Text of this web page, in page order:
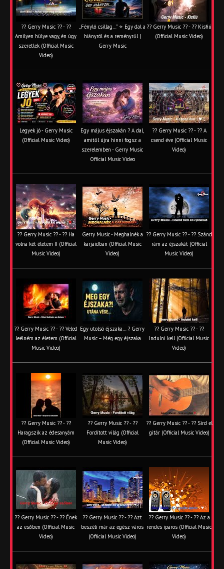
?? Gerry Music ?? - ??
Amilyen hülye vagy, én úgy
szeretlek (Official Music
Video)
„Fénylő csillag…” ⭐ Egy dal a
hiányról és a reményről |
Gerry Music
?? Gerry Music ?? - ?? Kisfiú
(Official Music Video)
Legyek jó - Gerry Music
(Official Music Video)
Egy május éjszakán ? A dal,
amitől újra hinni fogsz a
szerelemben - Gerry Music
Official Music Video
?? Gerry Music ?? - ?? A
csend éve (Official Music
Video)
?? Gerry Music ?? - ?? Ha
volna két életem II (Official
Music Video)
Gerry Music - Meghalnék a
karjaidban (Official Music
Video)
?? Gerry Music ?? - ?? Szánd
rám az éjszakát (Official
Music Video)
?? Gerry Music ?? - ?? Veled
leélném az életem (Official
Music Video)
Egy utolsó éjszaka… ? Gerry
Music – Még egy éjszaka
?? Gerry Music ?? - ??
Indulni kell (Official Music
Video)
?? Gerry Music ?? - ??
Haragszik az édesanyám
(Official Music Video)
?? Gerry Music ?? - ??
Fordított világ (Official
Music Video)
?? Gerry Music ?? - ?? Sírd el
gitár (Official Music Video)
?? Gerry Music ?? - ?? Ének
az esőben (Official Music
Video)
?? Gerry Music ?? - ?? Azt
beszéli már az egész város
(Official Music Video)
?? Gerry Music ?? - ?? Az a
rendes iparos (Official Music
Video)